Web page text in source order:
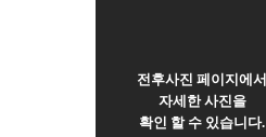
전후사진 페이지에서
자세한 사진을
확인 할 수 있습니다.